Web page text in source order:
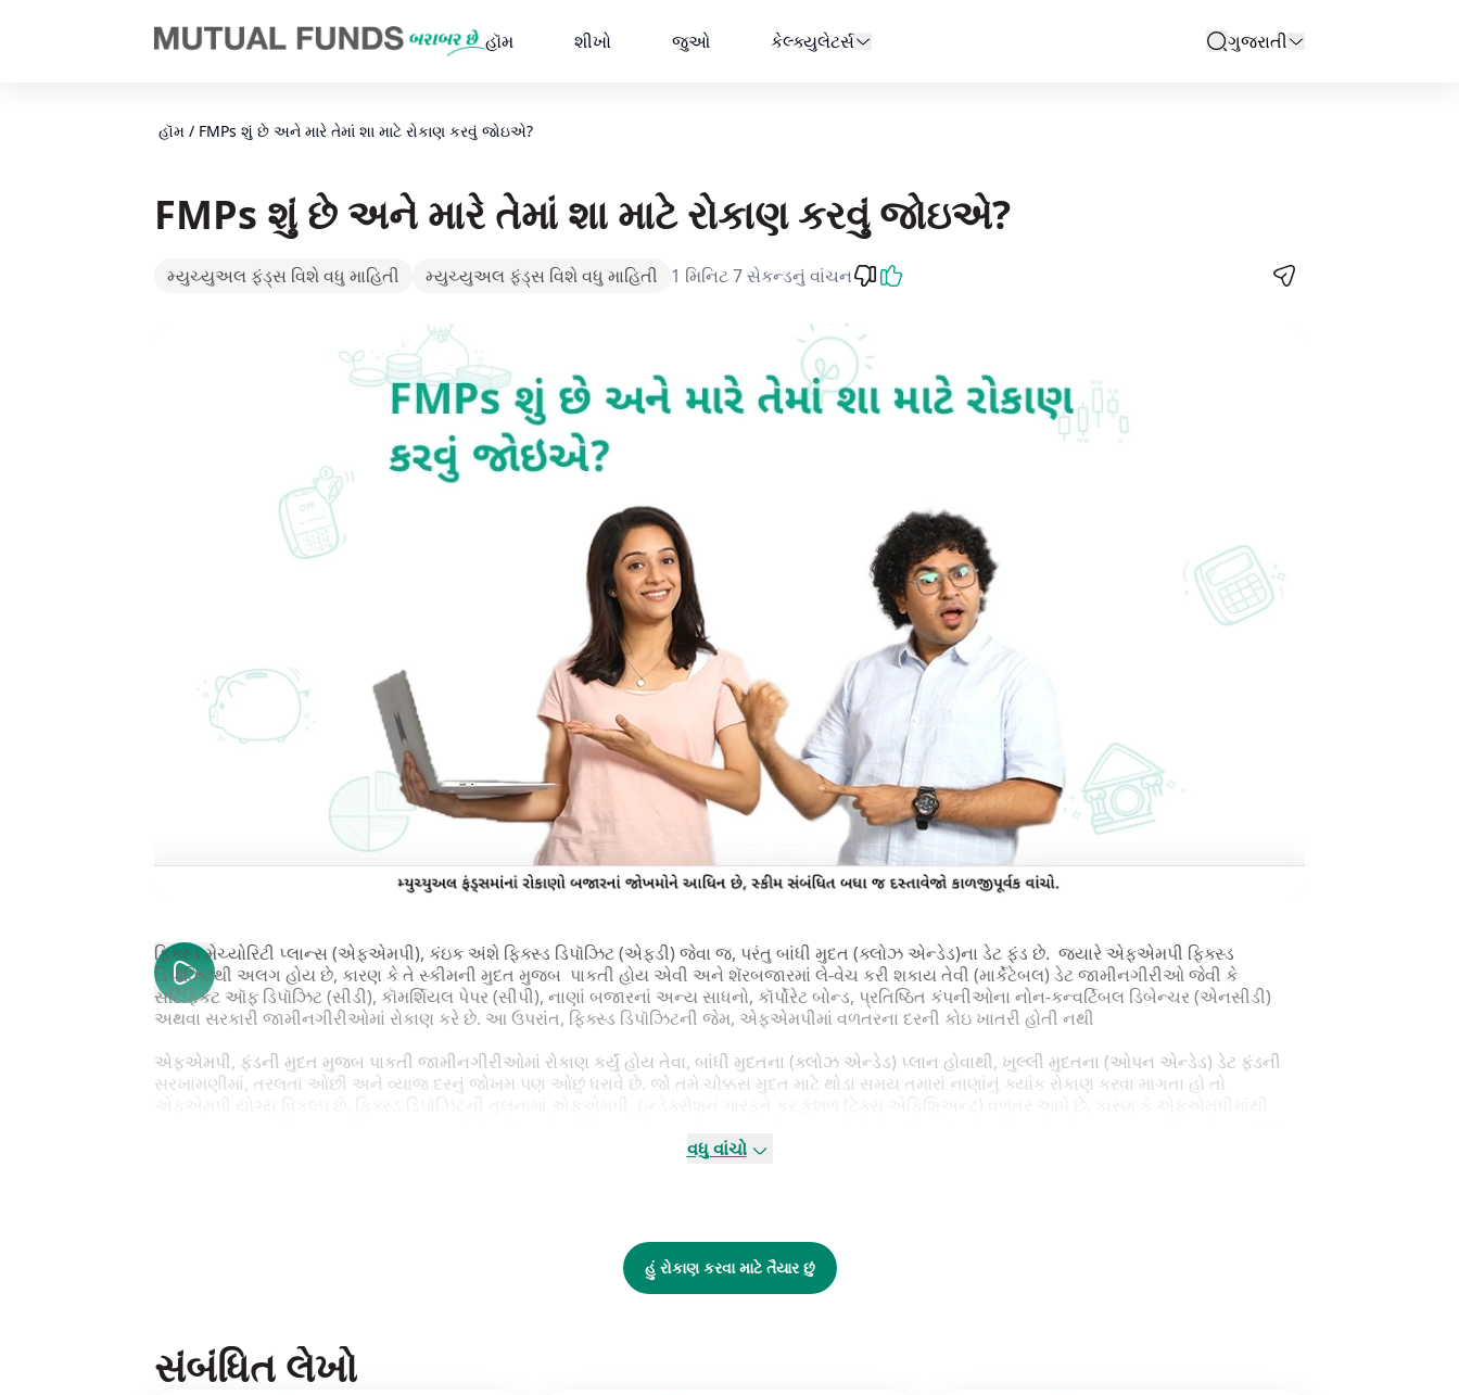
હૉમ
શીખો જુઓ કેલ્ક્યુલેટર્સ search
ગુજરાતી
હૉમ / FMPs શું છે અને મારે તેમાં શા માટે રોકાણ કરવું જોઇએ?
FMPs શું છે અને મારે તેમાં શા માટે રોકાણ કરવું જોઇએ?
મ્યુચ્યુઅલ ફંડ્સ વિશે વધુ માહિતી મ્યુચ્યુઅલ ફંડ્સ વિશે વધુ માહિતી 1 મિનિટ 7 સેકન્ડનું વાંચન
ફિક્સ્ડ મેચ્યોરિટી પ્લાન્સ (એફએમપી), કંઇક અંશે ફિક્સ્ડ ડિપૉઝિટ (એફડી) જેવા જ, પરંતુ બાંધી મુદત (ક્લોઝ એન્ડેડ)ના ડેટ ફંડ છે. જ્યારે એફએમપી ફિક્સ્ડ
ડિપૉઝિટથી અલગ હોય છે, કારણ કે તે સ્કીમની મુદત મુજબ પાકતી હોય એવી અને શૅરબજારમાં લે-વેચ કરી શકાય તેવી (માર્કેટેબલ) ડેટ જામીનગીરીઓ જેવી કે
સર્ટિફિકેટ ઑફ ડિપૉઝિટ (સીડી), કૉમર્શિયલ પેપર (સીપી), નાણાં બજારનાં અન્ય સાધનો, કૉર્પોરેટ બોન્ડ, પ્રતિષ્ઠિત કંપનીઓના નોન-કન્વર્ટિબલ ડિબેન્ચર (એનસીડી)
અથવા સરકારી જામીનગીરીઓમાં રોકાણ કરે છે. આ ઉપરાંત, ફિક્સ્ડ ડિપૉઝિટની જેમ, એફએમપીમાં વળતરના દરની કોઇ ખાતરી હોતી નથી
એફએમપી, ફંડની મુદત મુજબ પાકતી જામીનગીરીઓમાં રોકાણ કર્યું હોય તેવા, બાંધી મુદતના (ક્લોઝ એન્ડેડ) પ્લાન હોવાથી, ખુલ્લી મુદતના (ઓપન એન્ડેડ) ડેટ ફંડની
સરખામણીમાં, તરલતા ઓછી અને વ્યાજ દરનું જોખમ પણ ઓછું ધરાવે છે. જો તમે ચોક્કસ મુદત માટે થોડા સમય તમારાં નાણાંનું ક્યાંક રોકાણ કરવા માગતા હો તો
એફએમપી યોગ્ય વિકલ્પ છે. ફિક્સ્ડ ડિપૉઝિટની તુલનામાં એફએમપી, ઇન્ડેક્સેશન મારફતે કર કુશળ (ટેક્સ એફિશિઅન્ટ) વળતર આપે છે, કારણ કે એફએમપીમાંથી
લાંબા ગાળાના કરનો લાભ મળતો હોવાથી ખર્ચની દ્રષ્ટિએ જોતાં, ત્રણ વર્ષના એફએમપી તેટલી જ મુદતની એફડી કરતાં વધારે કિફાયતી છે.
કારણ કે એફએમપી એક મહિનાથી શરૂ કરીને, પાંચ વર્ષ સુધી પાકતી મુદ્દતો ધરાવે છે.
વધુ વાંચો
હું રોકાણ કરવા માટે તૈયાર છું
સંબંધિત લેખો